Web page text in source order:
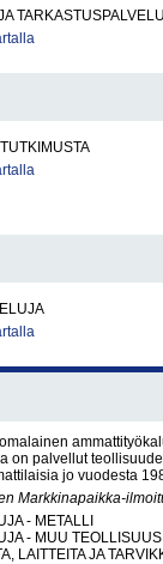
on palvellut
jo vuodesta
Markkinapaikka-
- METALLI
- MUU TEOLLISUUS
LAITTEITA JA